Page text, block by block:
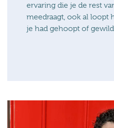
ervaring die je de rest
meedraagt, ook al loopt
je had gehoopt of gewild.